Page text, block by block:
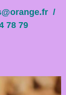
/
78 79